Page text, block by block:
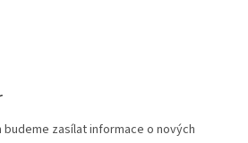
budeme zasílat informace o nových